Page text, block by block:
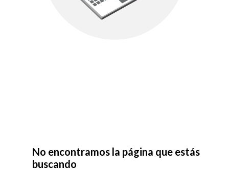
No encontramos la página que estás
buscando